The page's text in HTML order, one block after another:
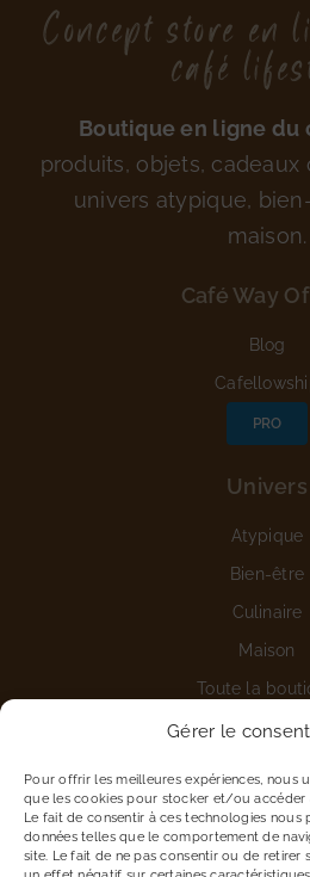
Gérer le
Pour offrir les meilleures expériences, nous
que les cookies pour stocker et/ou accéder
Le fait de consentir à ces technologies nous
données telles que le comportement de
site. Le fait de ne pas consentir ou de retirer
Concept store en
café
Boutique en ligne
produits, objets, cadeaux
univers atypique,
maison.
Café Way
Blog
PRO
Univers
Atypique
Bien-être
Culinaire
Maison
Toute la
Nous
Détails du